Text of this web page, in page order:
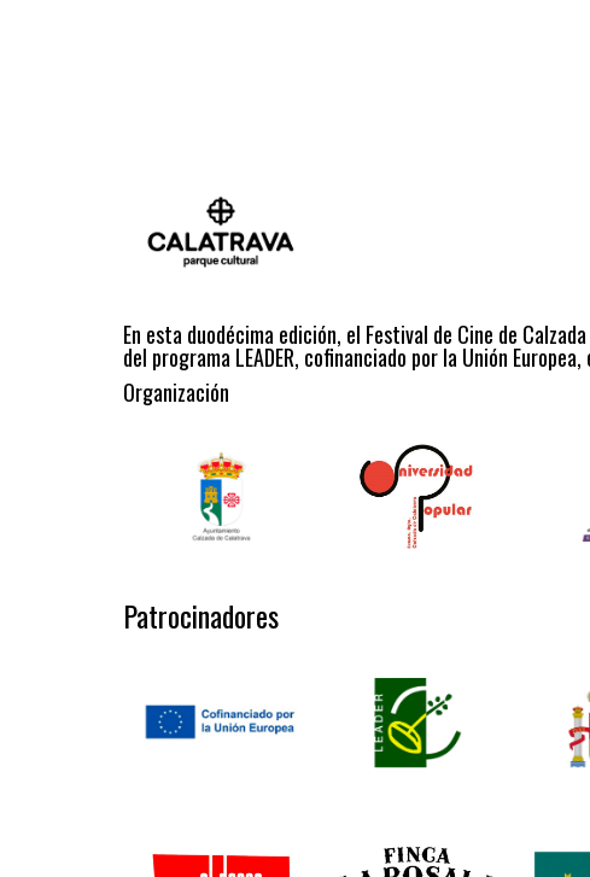
En esta duodécima edición, el Festival de Cine de
del programa LEADER, cofinanciado por la Unión
Organización
Patrocinadores